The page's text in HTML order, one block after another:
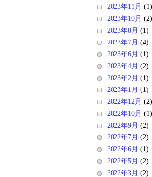
2023年11月 (1)
2023年10月 (2)
2023年8月 (1)
2023年7月 (4)
2023年6月 (1)
2023年4月 (2)
2023年2月 (1)
2023年1月 (1)
2022年12月 (2)
2022年10月 (1)
2022年9月 (2)
2022年7月 (2)
2022年6月 (1)
2022年5月 (2)
2022年3月 (2)